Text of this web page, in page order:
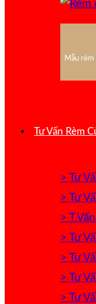
Mẫu rèm
Tư Vấn Rèm
> Tư
> Tư
>
> Tư
> Tư
> Tư
> Tư